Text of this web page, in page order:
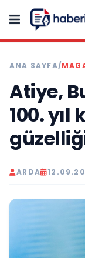
ANA SAYFA/
Atiye,
100.
ARDA